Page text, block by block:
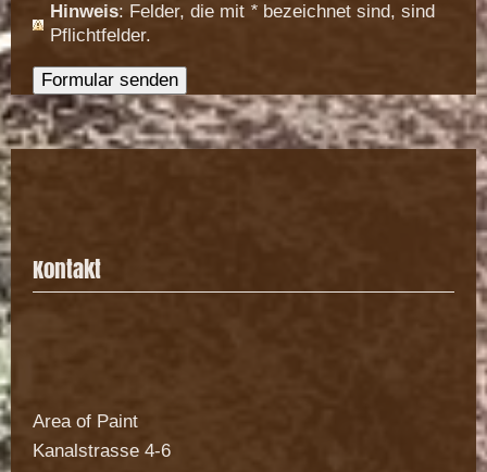
Hinweis : Felder, die mit * bezeichnet sind, sind
Pflichtfelder.
Kontakt
Area of Paint
Kanalstrasse 4-6